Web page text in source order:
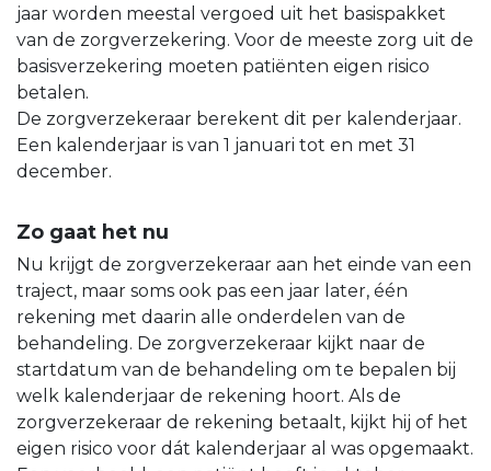
jaar worden meestal vergoed uit het basispakket
van de zorgverzekering. Voor de meeste zorg uit de
basisverzekering moeten patiënten eigen risico
betalen.
De zorgverzekeraar berekent dit per kalenderjaar.
Een kalenderjaar is van 1 januari tot en met 31
december.
Zo gaat het nu
Nu krijgt de zorgverzekeraar aan het einde van een
traject, maar soms ook pas een jaar later, één
rekening met daarin alle onderdelen van de
behandeling. De zorgverzekeraar kijkt naar de
startdatum van de behandeling om te bepalen bij
welk kalenderjaar de rekening hoort. Als de
zorgverzekeraar de rekening betaalt, kijkt hij of het
eigen risico voor dát kalenderjaar al was opgemaakt.